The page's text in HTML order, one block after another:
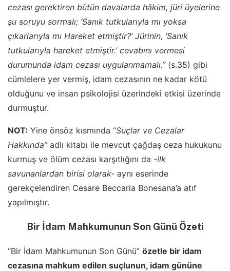
cezası gerektiren bütün davalarda hâkim, jüri üyelerine
şu soruyu sormalı; ‘Sanık tutkularıyla mı yoksa
çıkarlarıyla mı Hareket etmiştir?’ Jürinin, ‘Sanık
tutkularıyla hareket etmiştir.’ cevabını vermesi
durumunda idam cezası uygulanmamalı.’’(s.35) gibi
cümlelere yer vermiş, idam cezasının ne kadar kötü
olduğunu ve insan psikolojisi üzerindeki etkisi üzerinde
durmuştur.
NOT: Yine önsöz kısmında “Suçlar ve Cezalar
Hakkında”adlı kitabı ile mevcut çağdaş ceza hukukunu
kurmuş ve ölüm cezası karşıtlığını da -ilk
savunanlardan birisi olarak- aynı eserinde
gerekçelendiren Cesare Beccaria Bonesana’a atıf
yapılmıştır.
Bir İdam Mahkumunun Son Günü Özeti
“Bir İdam Mahkumunun Son Günü” özetle bir idam
cezasına mahkum edilen suçlunun, idam gününe